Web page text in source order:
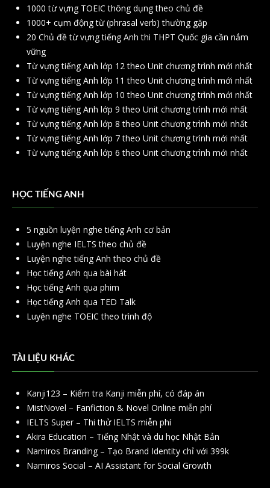
1000 từ vựng TOEIC thông dụng theo chủ đề
1000+ cụm động từ (phrasal verb) thường gặp
20 Chủ đề từ vựng tiếng Anh thi THPT Quốc gia cần nắm
vững
Từ vựng tiếng Anh lớp 12 theo Unit chương trình mới nhất
Từ vựng tiếng Anh lớp 11 theo Unit chương trình mới nhất
Từ vựng tiếng Anh lớp 10 theo Unit chương trình mới nhất
Từ vựng tiếng Anh lớp 9 theo Unit chương trình mới nhất
Từ vựng tiếng Anh lớp 8 theo Unit chương trình mới nhất
Từ vựng tiếng Anh lớp 7 theo Unit chương trình mới nhất
Từ vựng tiếng Anh lớp 6 theo Unit chương trình mới nhất
HỌC TIẾNG ANH
5 nguồn luyện nghe tiếng Anh cơ bản
Luyện nghe IELTS theo chủ đề
Luyện nghe tiếng Anh theo chủ đề
Học tiếng Anh qua bài hát
Học tiếng Anh qua phim
Học tiếng Anh qua TED Talk
Luyện nghe TOEIC theo trình độ
TÀI LIỆU KHÁC
Kanji123 – Kiểm tra Kanji miễn phí, có đáp án
MistNovel – Fanfiction & Novel Online miễn phí
IELTS Super – Thi thử IELTS miễn phí
Akira Education – Tiếng Nhật và du học Nhật Bản
Namiros Branding – Tạo Brand Identity chỉ với 399k
Namiros Social – AI Assistant for Social Growth